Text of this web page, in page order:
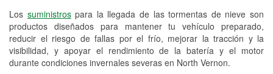
Los suministrospara la llegada de las tormentas de nieve son
productos diseñados para mantener tu vehículo preparado,
reducir el riesgo de fallas por el frío, mejorar la tracción y la
visibilidad, y apoyar el rendimiento de la batería y el motor
durante condiciones invernales severas en North Vernon.
Reciclaje de baterías y aceite
Instalación de bombillas de faros
Instalación de limpiaparabrisas